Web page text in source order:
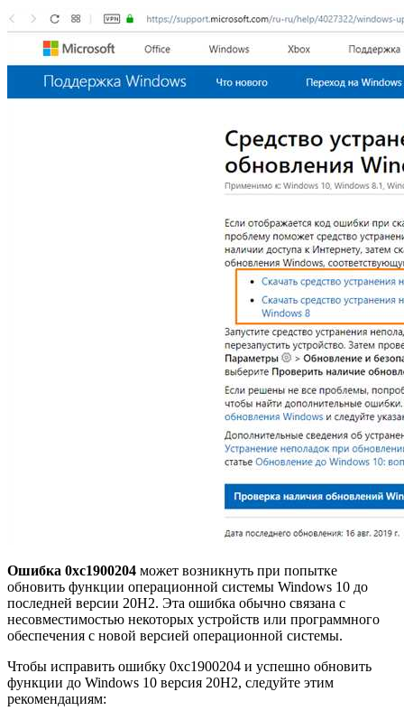
Ошибка 0xc1900204 может возникнуть при попытке
обновить функции операционной системы Windows 10 до
последней версии 20H2. Эта ошибка обычно связана с
несовместимостью некоторых устройств или программного
обеспечения с новой версией операционной системы.
Чтобы исправить ошибку 0xc1900204 и успешно обновить
функции до Windows 10 версия 20H2, следуйте этим
рекомендациям: